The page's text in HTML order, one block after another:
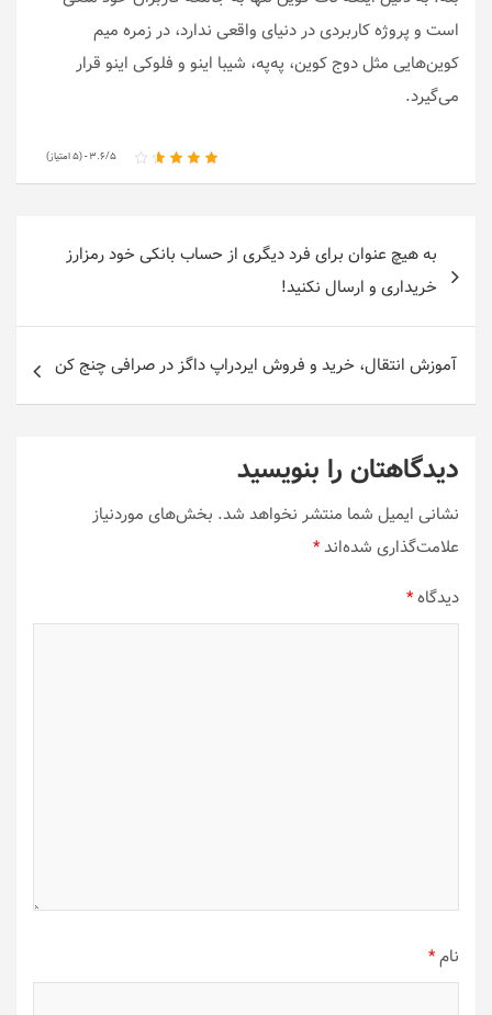
است و پروژه کاربردی در دنیای واقعی ندارد، در زمره میم
کوین‌هایی مثل دوج کوین، په‌په، شیبا اینو و فلوکی اینو قرار
می‌گیرد.
۳.۶/۵ - (۵ امتیاز)
نوشته‌ها
به هیچ عنوان برای فرد دیگری از حساب بانکی خود رمزارز
خریداری و ارسال نکنید!
آموزش انتقال، خرید و فروش ایردراپ داگز در صرافی چنج کن
دیدگاهتان را بنویسید
نشانی ایمیل شما منتشر نخواهد شد. بخش‌های موردنیاز
علامت‌گذاری شده‌اند*
دیدگاه*
نام*